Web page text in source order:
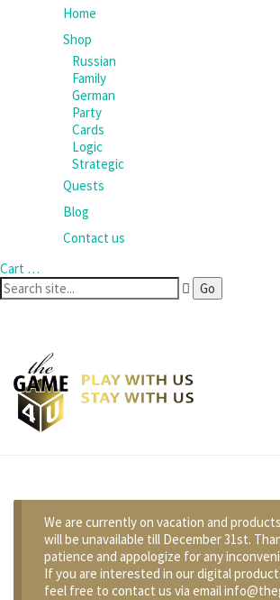
Home
Shop
Russian
Family
German
Party
Cards
Logic
Strategic
Quests
Blog
Contact us
Cart …
We are currently on vacation and
will be unavailable till December 31st.
patience and appologize for any
If you are interested in our digital
feel free to contact us via email